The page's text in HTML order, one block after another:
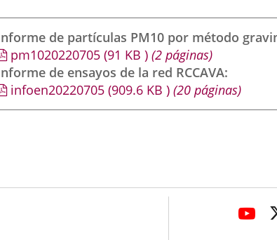
de partículas PM10 por método
pm1020220705 (91 KB) (2 páginas)
de ensayos de la red RCCAVA
infoen20220705 (909.6 KB) (20 páginas)